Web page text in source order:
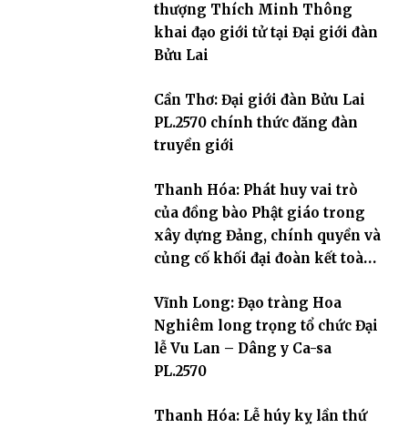
thượng Thích Minh Thông
khai đạo giới tử tại Đại giới đàn
Bửu Lai
Cần Thơ: Đại giới đàn Bửu Lai
PL.2570 chính thức đăng đàn
truyền giới
Thanh Hóa: Phát huy vai trò
của đồng bào Phật giáo trong
xây dựng Đảng, chính quyền và
củng cố khối đại đoàn kết toàn
Vĩnh Long: Đạo tràng Hoa
Nghiêm long trọng tổ chức Đại
lễ Vu Lan – Dâng y Ca-sa
PL.2570
Thanh Hóa: Lễ húy kỵ lần thứ